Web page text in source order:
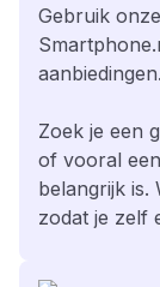
Gebruik
aanbiedingen.
Zoek je een
of vooral
belangrijk is.
zodat je zelf